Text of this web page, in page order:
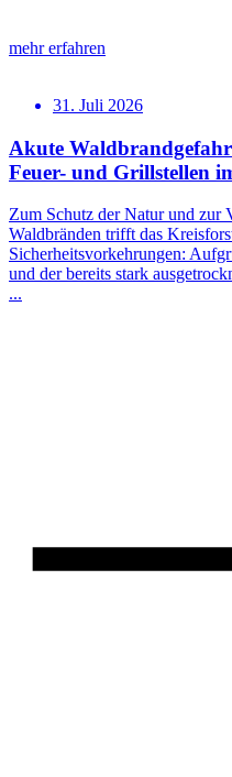
mehr erfahren
31. Juli 2026
Akute
Feuer- und Grillstellen
Zum Schutz der Natur und zur
Waldbränden trifft das
Sicherheitsvorkehrungen:
und der bereits stark
...